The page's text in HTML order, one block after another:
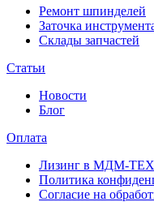
Ремонт шпинделей
Заточка
Склады запчастей
Статьи
Новости
Блог
Оплата
Лизинг в МДМ-
Политика
Согласие на